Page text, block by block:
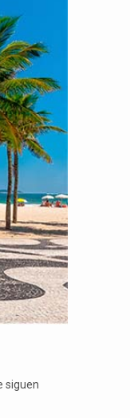
siguen